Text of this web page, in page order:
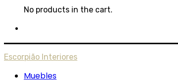
No products in the cart.
Escorpião Interiores
Muebles